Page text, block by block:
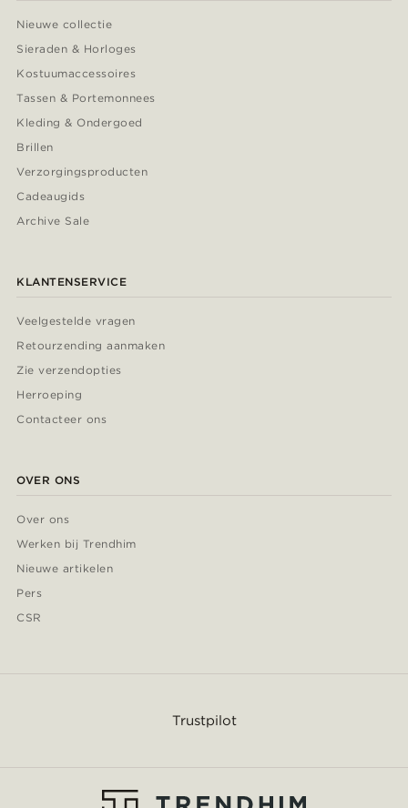
Nieuwe collectie
Sieraden & Horloges
Kostuumaccessoires
Tassen & Portemonnees
Kleding & Ondergoed
Brillen
Verzorgingsproducten
Cadeaugids
Archive Sale
KLANTENSERVICE
Veelgestelde vragen
Retourzending aanmaken
Zie verzendopties
Herroeping
Contacteer ons
OVER ONS
Over ons
Werken bij Trendhim
Nieuwe artikelen
Pers
CSR
Trustpilot